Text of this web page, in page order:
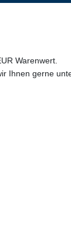
Warenwert.
Ihnen gerne